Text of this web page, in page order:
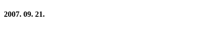
2007. 09. 21.